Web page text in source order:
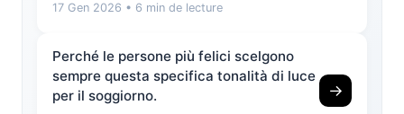
17 Gen 2026 • 6 min de lecture
Perché le persone più felici scelgono
sempre questa specifica tonalità di luce
per il soggiorno.
→